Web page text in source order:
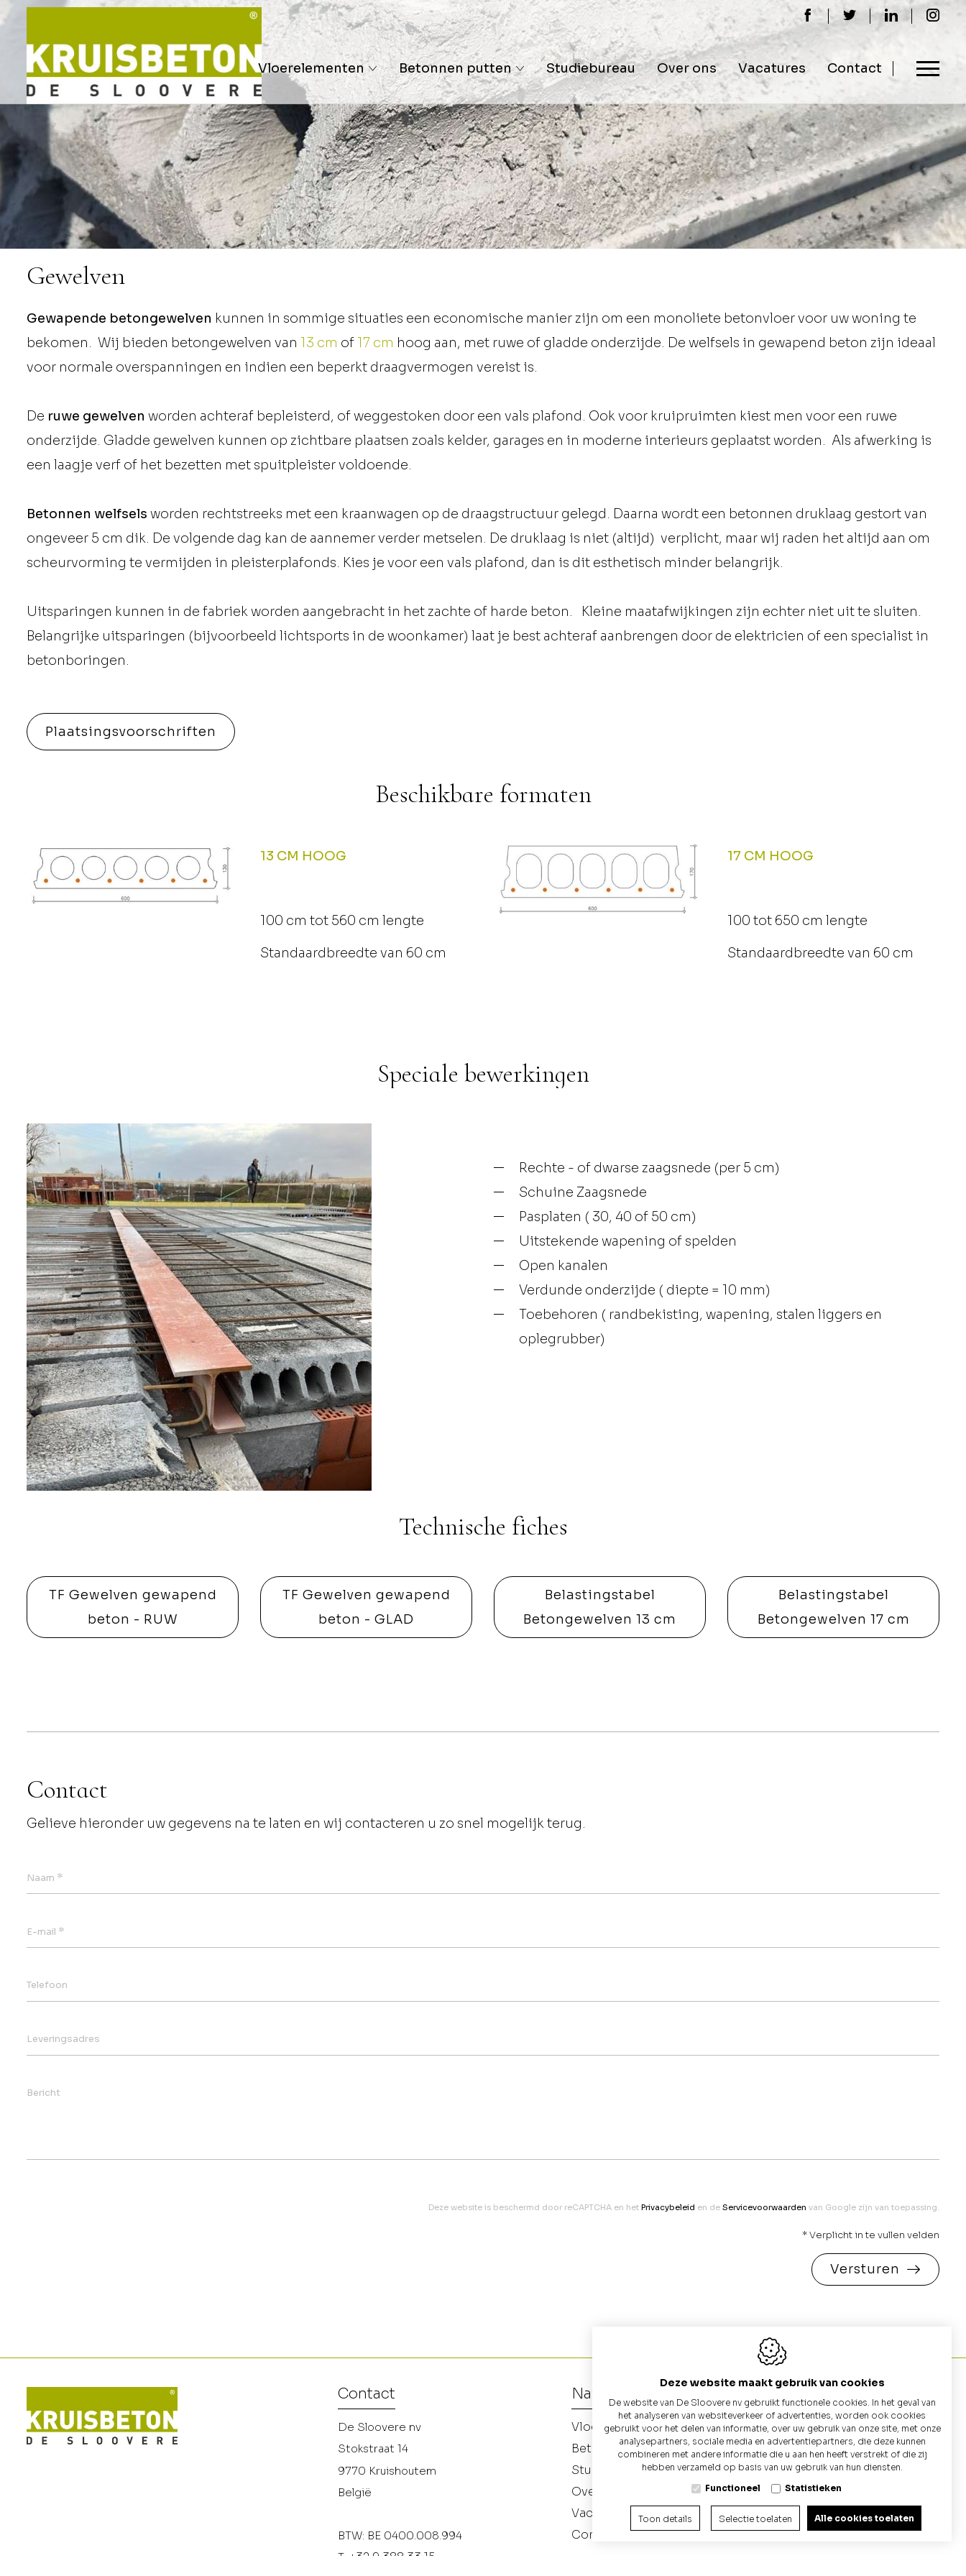
+32 9
Vloerelementen Betonnen putten Studiebureau Over ons Vacatures Contact
Gewelven
Gewapende betongewelven kunnen in sommige situaties een economische manier zijn om een monoliete betonvloer voor uw woning te
bekomen. Wij bieden betongewelven van 13 cm of 17 cm hoog aan, met ruwe of gladde onderzijde. De welfsels in gewapend beton zijn ideaal
voor normale overspanningen en indien een beperkt draagvermogen vereist is.
De ruwe gewelven worden achteraf bepleisterd, of weggestoken door een vals plafond. Ook voor kruipruimten kiest men voor een ruwe
onderzijde. Gladde gewelven kunnen op zichtbare plaatsen zoals kelder, garages en in moderne interieurs geplaatst worden. Als afwerking is
een laagje verf of het bezetten met spuitpleister voldoende.
Betonnen welfsels worden rechtstreeks met een kraanwagen op de draagstructuur gelegd. Daarna wordt een betonnen druklaag gestort van
ongeveer 5 cm dik. De volgende dag kan de aannemer verder metselen. De druklaag is niet (altijd) verplicht, maar wij raden het altijd aan om
scheurvorming te vermijden in pleisterplafonds. Kies je voor een vals plafond, dan is dit esthetisch minder belangrijk.
Uitsparingen kunnen in de fabriek worden aangebracht in het zachte of harde beton. Kleine maatafwijkingen zijn echter niet uit te sluiten.
Belangrijke uitsparingen (bijvoorbeeld lichtsports in de woonkamer) laat je best achteraf aanbrengen door de elektricien of een specialist in
betonboringen.
Plaatsingsvoorschriften
Beschikbare formaten
13 CM HOOG
100 cm tot 560 cm lengte
Standaardbreedte van 60 cm
17 CM HOOG
100 tot 650 cm lengte
Standaardbreedte van 60 cm
Speciale bewerkingen
Rechte - of dwarse zaagsnede (per 5 cm)
Schuine Zaagsnede
Pasplaten ( 30, 40 of 50 cm)
Uitstekende wapening of spelden
Open kanalen
Verdunde onderzijde ( diepte = 10 mm)
Toebehoren ( randbekisting, wapening, stalen liggers en
oplegrubber)
Technische fiches
TF Gewelven gewapend
beton - RUW
TF Gewelven gewapend
beton - GLAD
Belastingstabel
Betongewelven 13 cm
Belastingstabel
Betongewelven 17 cm
Contact
Gelieve hieronder uw gegevens na te laten en wij contacteren u zo snel mogelijk terug.
Naam *
E-mail *
Telefoon
Leveringsadres
Bericht
Deze website is beschermd door reCAPTCHA en het Privacybeleid en de Servicevoorwaarden van Google zijn van toepassing.
* Verplicht in te vullen velden
Versturen
Contact
De Sloovere nv
Stokstraat 14
9770 Kruishoutem
België
BTW: BE 0400.008.994
T: +32 9 388 33 15
Navigatie
Vloerelementen
Betonnen putten
Studiebureau
Over ons
Vacatures
Contact
Home
Galerij
Catalogus (Betonnen Putten)
Deze website maakt gebruik van cookies
De website van De Sloovere nv gebruikt functionele cookies. In het geval van
het analyseren van websiteverkeer of advertenties, worden ook cookies
gebruikt voor het delen van informatie, over uw gebruik van onze site, met onze
analysepartners, sociale media en advertentiepartners, die deze kunnen
combineren met andere informatie die u aan hen heeft verstrekt of die zij
hebben verzameld op basis van uw gebruik van hun diensten.
Functioneel
Statistieken
Toon details Selectie toelaten Alle cookies toelaten